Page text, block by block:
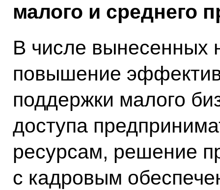
малого и среднего
В числе вынесенных
повышение
поддержки малого
доступа
ресурсам, решение
с кадровым